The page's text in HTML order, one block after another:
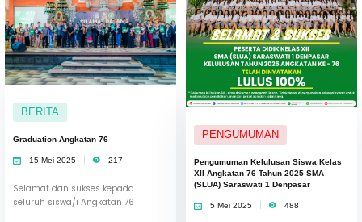
BERITA
Graduation Angkatan 76
15 Mei 2025 217
Selamat dan sukses kepada
seluruh siswa/i Angkatan 76
PENGUMUMAN
Pengumuman Kelulusan Siswa Kelas
XII Angkatan 76 Tahun 2025 SMA
(SLUA) Saraswati 1 Denpasar
5 Mei 2025 488